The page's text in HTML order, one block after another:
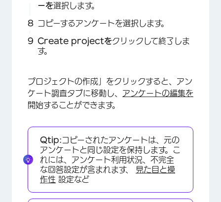
×
ーを選択します。
コピーするアンケートを選択します。
Create projectをクリックして終了しま
す。
プロジェクトの作成」をクリックすると、アン
ケート調査タブに移動し、 アンケートの編集を
開始することができます。
Qtip:コピーされたアンケートは、元の
アンケートと同じ設定を保持します。こ
れには、アンケート利用状況、不完全
な回答設定が含まれます、
見た目と操
作性 設定など